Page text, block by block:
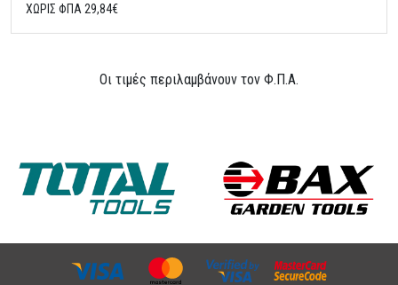
ΧΩΡΙΣ ΦΠΑ 29,84€
Οι τιμές περιλαμβάνουν τον Φ.Π.Α.